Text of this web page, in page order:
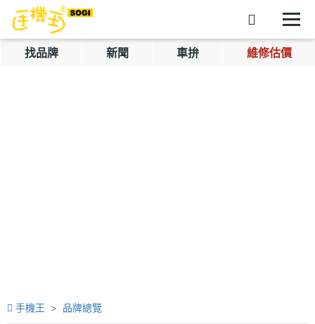
找品牌 新聞 車拚 維修估價
手機王 品牌總覽